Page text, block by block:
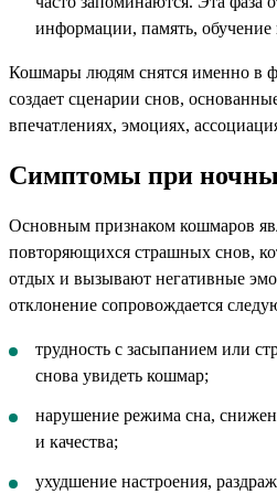
информации, память, обучение
Кошмары людям снятся именно в
создает сценарии снов,
впечатлениях, эмоциях,
Симптомы при
Основным признаком кошмаров
повторяющихся страшных снов,
отдых и вызывают негативные
отклонение сопровождается
трудность с засыпанием или
снова увидеть кошмар;
нарушение режима сна,
и качества;
ухудшение настроения,